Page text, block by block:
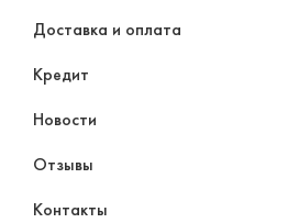
Доставка и оплата
Кредит
Новости
Отзывы
Контакты